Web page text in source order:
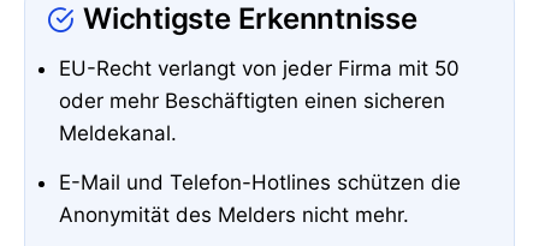
Wichtigste Erkenntnisse
EU-Recht verlangt von jeder Firma mit 50
oder mehr Beschäftigten einen sicheren
Meldekanal.
E-Mail und Telefon-Hotlines schützen die
Anonymität des Melders nicht mehr.